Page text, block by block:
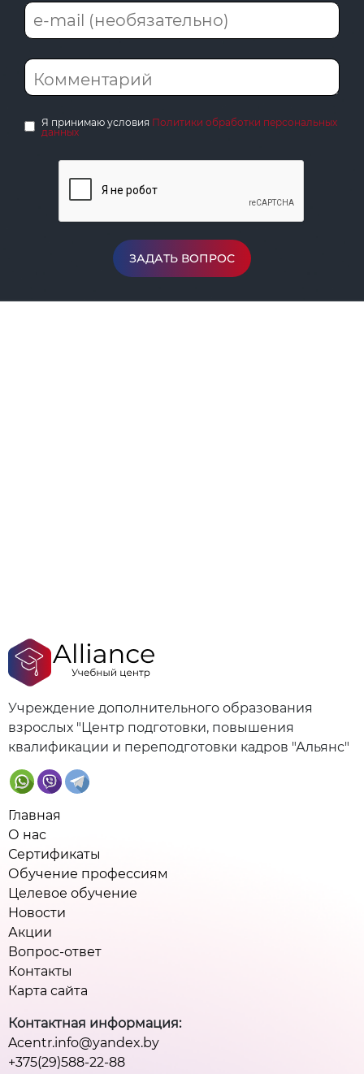
Я принимаю условия Политики обработки персональных
данных
ЗАДАТЬ ВОПРОС
Учреждение дополнительного образования
взрослых "Центр подготовки, повышения
квалификации и переподготовки кадров "Альянс"
Главная
О нас
Сертификаты
Обучение профессиям
Целевое обучение
Новости
Акции
Вопрос-ответ
Контакты
Карта сайта
Контактная информация:
Acentr.info@yandex.by
+375(29)588-22-88